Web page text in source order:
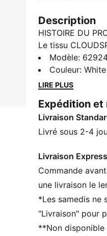
Description
HISTOIRE DU
Le tissu
des
polo intègre la
l’humidité, et il
parcours. Tu
CLOUDSPUN :
aux normes de
offrant la
Confectionné
DÉTAILS
Coupe régulière
Matériau
Modèle:
Couleur:
LIRE PLUS
Expédition et
Livraison
Livré sous 2-4
Livraison
Commande
une livraison le
*Les samedis ne
"Livraison" pour
**Non disponible